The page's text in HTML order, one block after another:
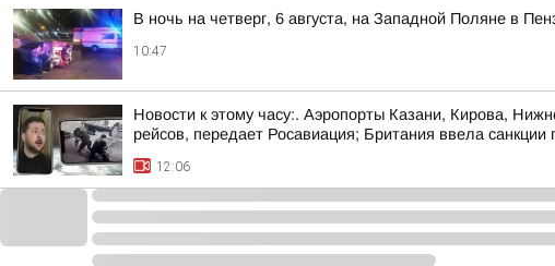
В ночь на четверг, 6 августа, на Западной Поляне в
10:47
Новости к этому часу:. Аэропорты Казани, Кирова,
рейсов, передает Росавиация; Британия ввела санкции
12:06